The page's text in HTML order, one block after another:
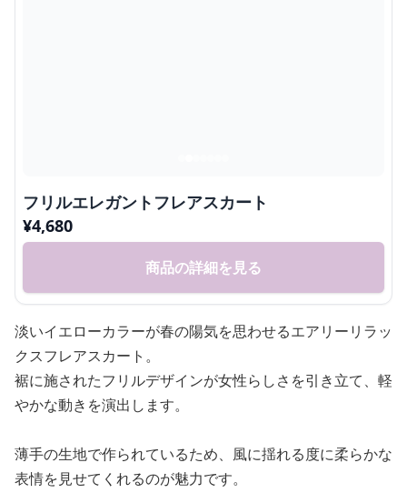
フリルエレガントフレアスカート
¥4,680
商品の詳細を見る
淡いイエローカラーが春の陽気を思わせるエアリーリラッ
クスフレアスカート。
裾に施されたフリルデザインが女性らしさを引き立て、軽
やかな動きを演出します。
薄手の生地で作られているため、風に揺れる度に柔らかな
表情を見せてくれるのが魅力です。